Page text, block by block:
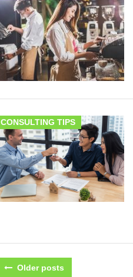
CONSULTING TIPS
POSTS
Older posts